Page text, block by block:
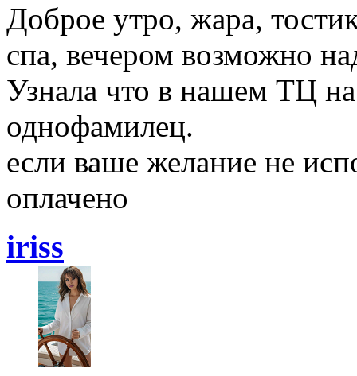
Доброе утро, жара,
спа, вечером возможно
Узнала что в нашем ТЦ
однофамилец.
если ваше желание не
оплачено
iriss